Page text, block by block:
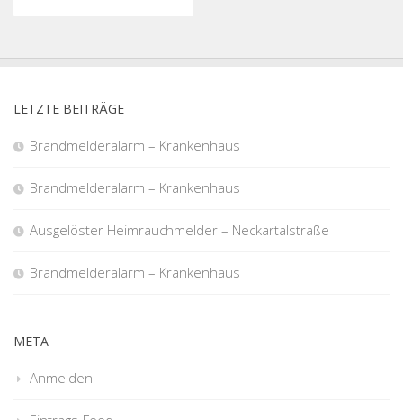
LETZTE BEITRÄGE
Brandmelderalarm – Krankenhaus
Brandmelderalarm – Krankenhaus
Ausgelöster Heimrauchmelder – Neckartalstraße
Brandmelderalarm – Krankenhaus
META
Anmelden